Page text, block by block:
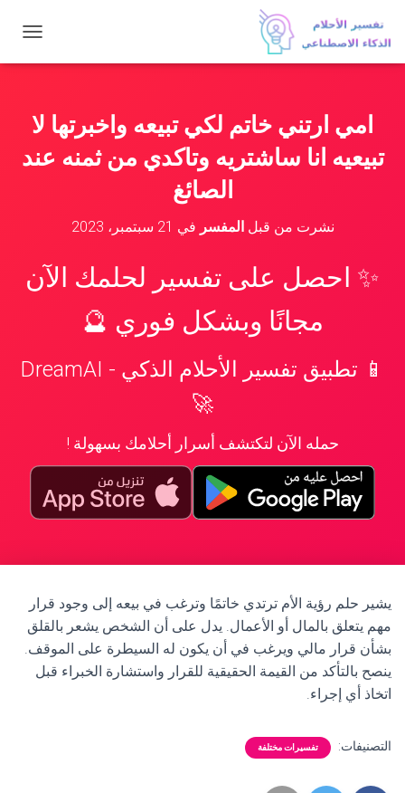
ب
ل
ا
ت
امي ارتني خاتم لكي تبيعه واخبرتها لا
تبيعيه انا ساشتريه وتاكدي من ثمنه عند
الصائغ
نشرت من قبلالمفسر في 21 سبتمبر، 2023
✨ احصل على تفسير لحلمك الآن
مجانًا وبشكل فوري 🔮
📱 تطبيق تفسير الأحلام الذكي - DreamAI
🚀
حمله الآن لتكتشف أسرار أحلامك بسهولة !
يشير حلم رؤية الأم ترتدي خاتمًا وترغب في بيعه إلى وجود قرار
مهم يتعلق بالمال أو الأعمال. يدل على أن الشخص يشعر بالقلق
بشأن قرار مالي ويرغب في أن يكون له السيطرة على الموقف.
ينصح بالتأكد من القيمة الحقيقية للقرار واستشارة الخبراء قبل
اتخاذ أي إجراء.
التصنيفات: تفسيرات مختلفة